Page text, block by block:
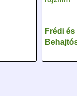
Frédi